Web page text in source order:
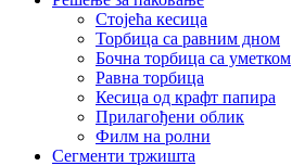
Стојећа кесица
Торбица са равним дном
Бочна торбица са уметком
Равна торбица
Кесица од крафт папира
Прилагођени облик
Филм на ролни
Сегменти тржишта